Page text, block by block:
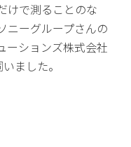
けで測ることのな
ニーグループさんの
ーションズ株式会社
ました。